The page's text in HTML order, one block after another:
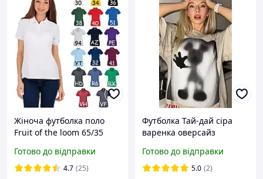
Жіноча футболка поло
Fruit of the loom 65/35
Готово до відправки
4.7 (25)
Футболка Тай-дай сіра
варенка оверсайз
Готово до відправки
5.0 (2)